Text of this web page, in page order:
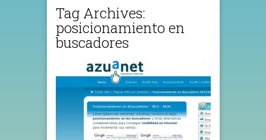
Tag Archives:
posicionamiento en
buscadores